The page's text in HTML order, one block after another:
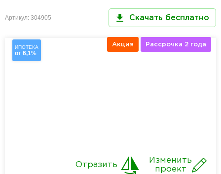
Артикул: 304905 Скачать бесплатно
ИПОТЕКА
от 6,1%
Акция Рассрочка 2 года
Изменить
проект
Отразить